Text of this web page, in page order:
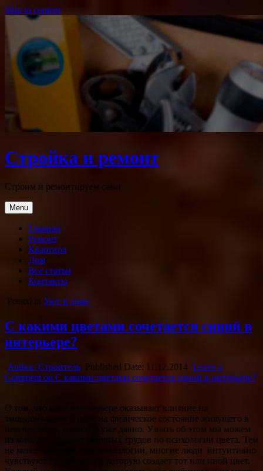
Skip to content
Стройка и ремонт
Строим и ремонтируем сами
Menu
Главная
Ремонт
Квартира
Дом
Все статьи
Контакты
Posted in Уют в доме
С какими цветами сочетается синий в
интерьере?
Author: Строитель Published Date: 11.12.2014 Leave a
Comment on С какими цветами сочетается синий в интерьере?
О том, что цвет в интерьере оказывает влияние на
эмоциональное и даже на физическое состояние живущего в
нем человека, известно уже давно. Узнать об этом мы можем
из многочисленных научных трудов по психологии цвета. Тем
не менее, даже не зная психологии, многие люди интуитивно
чувствуют ту атмосферу, которую создает тот или иной цвет.